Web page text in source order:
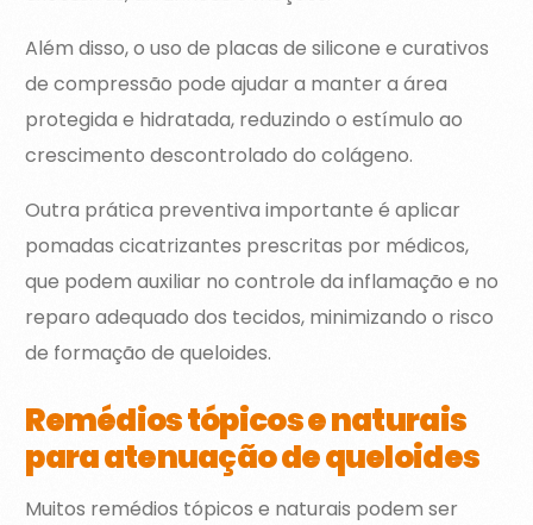
Além disso, o uso de placas de silicone e curativos
de compressão pode ajudar a manter a área
protegida e hidratada, reduzindo o estímulo ao
crescimento descontrolado do colágeno.
Outra prática preventiva importante é aplicar
pomadas cicatrizantes prescritas por médicos,
que podem auxiliar no controle da inflamação e no
reparo adequado dos tecidos, minimizando o risco
de formação de queloides.
Remédios tópicos e naturais
para atenuação de queloides
Muitos remédios tópicos e naturais podem ser